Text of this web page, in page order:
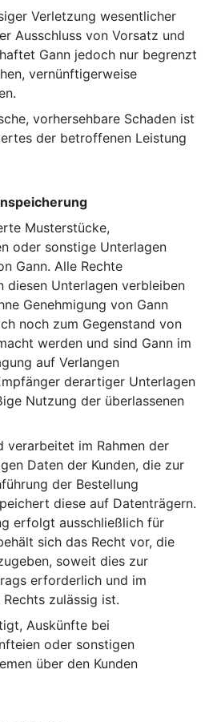
Verletzung wesentlicher
Ausschluss von Vorsatz und
Gann jedoch nur begrenzt
vernünftigerweise
vorhersehbare Schaden ist
der betroffenen Leistung
Musterstücke,
oder sonstige Unterlagen
Gann. Alle Rechte
diesen Unterlagen verbleiben
Genehmigung von Gann
noch zum Gegenstand von
werden und sind Gann im
auf Verlangen
derartiger Unterlagen
Nutzung der überlassenen
im Rahmen der
Daten der Kunden, die zur
der Bestellung
diese auf Datenträgern.
erfolgt ausschließlich für
sich das Recht vor, die
soweit dies zur
erforderlich und im
zulässig ist.
Auskünfte bei
oder sonstigen
über den Kunden